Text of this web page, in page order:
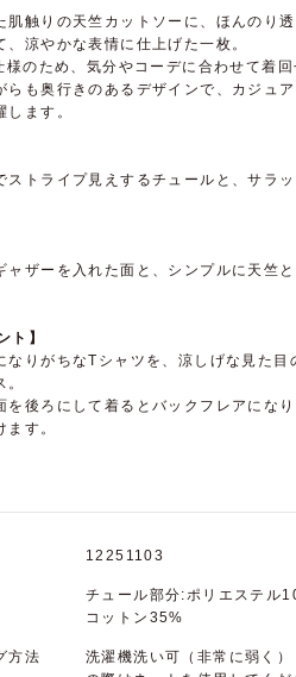
肌触りの天竺カットソーに、ほんのり
、涼やかな表情に仕上げた一枚。
様のため、気分やコーデに合わせて着回
らも奥行きのあるデザインで、カジュ
します。
ストライプ見えするチュールと、サラ
ャザーを入れた面と、シンプルに天竺
ト】
なりがちなTシャツを、涼しげな見た
を後ろにして着るとバックフレアにな
ます。
12251103
チュール部分:ポリエステル
コットン35%
方法
洗濯機洗い可（非常に弱く